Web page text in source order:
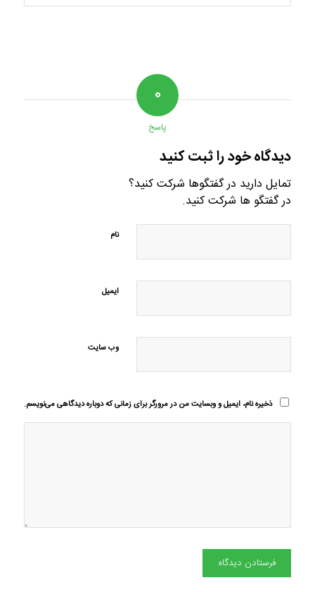
۰
پاسخ
دیدگاه خود را ثبت کنید
تمایل دارید در گفتگوها شرکت کنید؟
در گفتگو ها شرکت کنید.
نام
ایمیل
وب‌ سایت
ذخیره نام، ایمیل و وبسایت من در مرورگر برای زمانی که دوباره دیدگاهی می‌نویسم.